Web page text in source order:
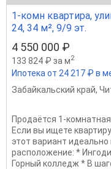
1-комн квартира,
24, 34 м², 9/9 эт.
4 550 000 ₽
133 824 ₽ за м2
Ипотека от 24 217 ₽ в
Забайкальский край,
Продаётся 1-
Если вы ищете
этот вариант
расположение: *
Горный колледж * В